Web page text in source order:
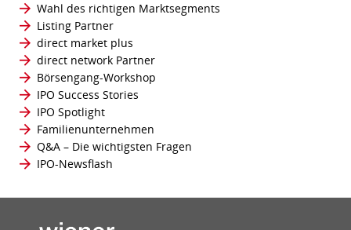
Wahl des richtigen Marktsegments
Listing Partner
direct market plus
direct network Partner
Börsengang-Workshop
IPO Success Stories
IPO Spotlight
Familienunternehmen
Q&A – Die wichtigsten Fragen
IPO-Newsflash